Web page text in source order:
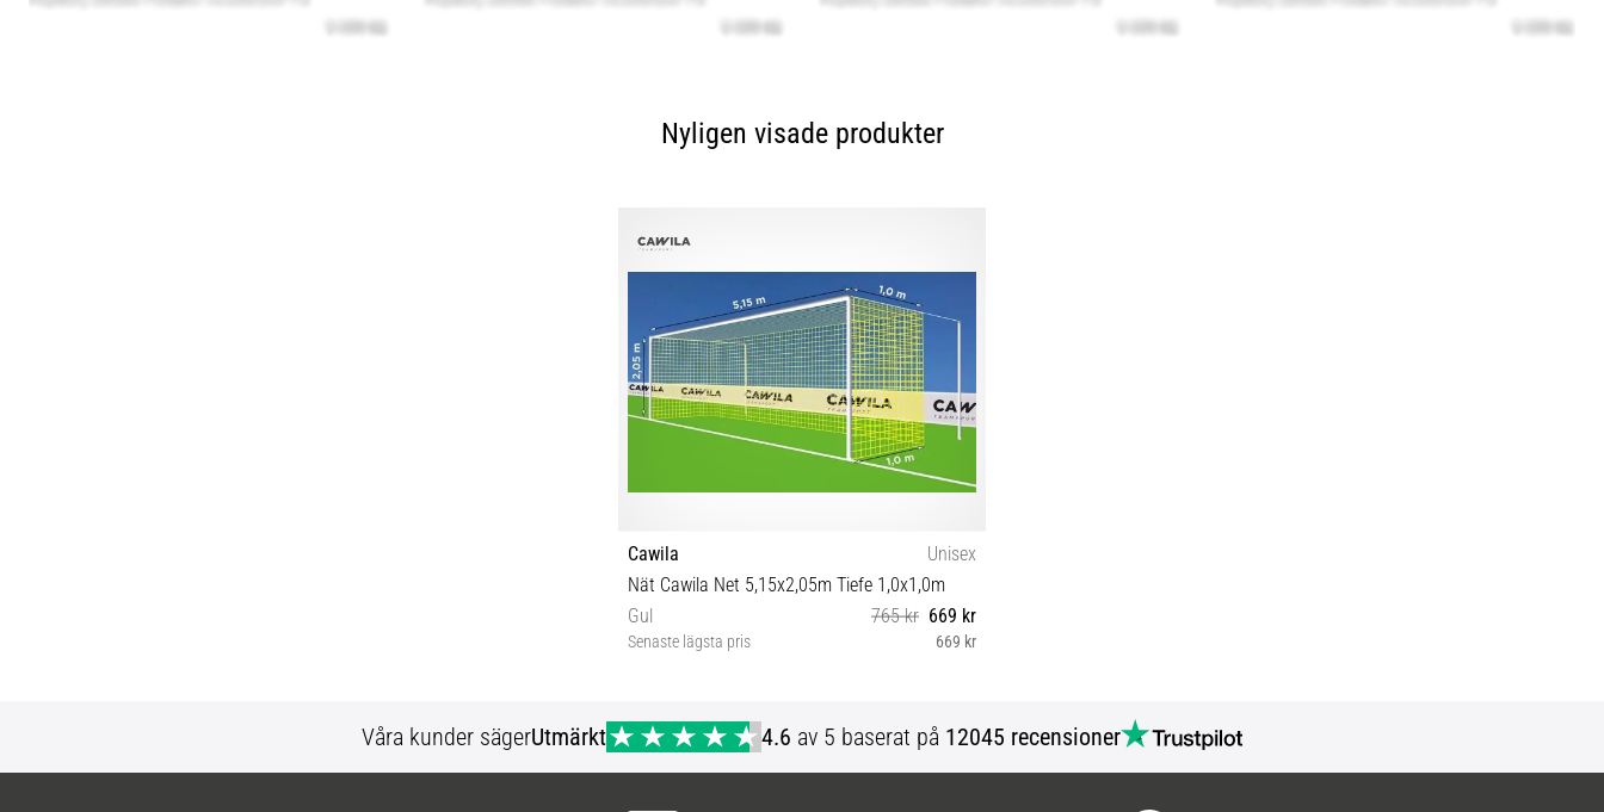
Nyligen visade produkter
Cawila
Unisex
Nät Cawila Net 5,15x2,05m Tiefe 1,0x1,0m
Gul
765 kr 669 kr
Senaste lägsta pris 669 kr
Våra kunder sägerUtmärkt 4.6 av 5 baserat på 12045 recensioner